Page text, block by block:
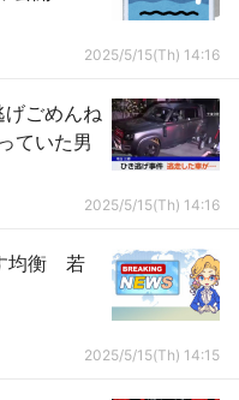
2025/5/15(Th) 14:16
げごめんね
ていた男
2025/5/15(Th) 14:16
均衡 若
2025/5/15(Th) 14:15